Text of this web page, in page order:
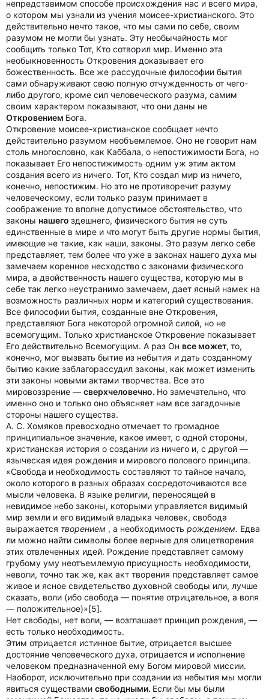
непредставимом способе происхождения нас и всего мира,
о котором мы узнали из учения моисее-христианского. Это
действительно нечто такое, что мы сами по себе, своим
разумом не могли бы узнать. Эту необычайность мог
сообщить только Тот, Кто сотворил мир. Именно эта
необыкновенность Откровения доказывает его
божественность. Все же рассудочные философии бытия
сами обнаруживают свою полную отчужденность от чего-
либо другого, кроме сил человеческого разума, самим
своим характером показывают, что они даны не
Откровением Бога.
Откровение моисее-христианское сообщает нечто
действительно разумом необъемлемое. Оно не говорит нам
столь многословно, как Каббала, о непостижимости Бога, но
показывает Его непостижимость одним уж этим актом
создания всего из ничего. Тот, Кто создал мир из ничего,
конечно, непостижим. Но это не противоречит разуму
человеческому, если только разум принимает в
соображение то вполне допустимое обстоятельство, что
законы нашего здешнего, физического бытия не суть
единственные в мире и что могут быть другие нормы бытия,
имеющие не такие, как наши, законы. Это разум легко себе
представляет, тем более что уже в законах нашего духа мы
замечаем коренное несходство с законами физического
мира, а двойственность нашего существа, которую мы в
себе так легко неустранимо замечаем, дает ясный намек на
возможность различных норм и категорий существования.
Все философии бытия, созданные вне Откровения,
представляют Бога некоторой огромной силой, но не
всемогущим. Только христианское Откровение показывает
Его действительно Всемогущим. А раз Он все может, то,
конечно, мог вызвать бытие из небытия и дать созданному
бытию какие заблагорассудил законы, как может изменить
эти законы новыми актами творчества. Все это
мировоззрение — сверхчеловечно. Но замечательно, что
именно оно и только оно объясняет нам все загадочные
стороны нашего существа.
А. С. Хомяков превосходно отмечает то громадное
принципиальное значение, какое имеет, с одной стороны,
христианская история о создании из ничего и, с другой —
языческая идея рождения и мирового полового принципа.
«Свобода и необходимость составляют то тайное начало,
около которого в разных образах сосредоточиваются все
мысли человека. В языке религии, переносящей в
невидимое небо законы, которыми управляется видимый
мир земли и его видимый владыка человек, свобода
выражается творением , а необходимость рождением. Едва
ли можно найти символы более верные для олицетворения
этих отвлеченных идей. Рождение представляет самому
грубому уму неотъемлемую присущность необходимости,
неволи, точно так же, как акт творения представляет самое
живое и ясное свидетельство духовной свободы или, лучше
сказать, воли (ибо свобода — понятие отрицательное, а воля
— положительное)»[5].
Нет свободы, нет воли, — возглашает принцип рождения, —
есть только необходимость.
Этим отрицается истинное бытие, отрицается высшее
достояние человеческого духа, отрицается и исполнение
человеком предназначенной ему Богом мировой миссии.
Наоборот, исключительно при создании из небытия мы могли
явиться существами свободными. Если бы мы были